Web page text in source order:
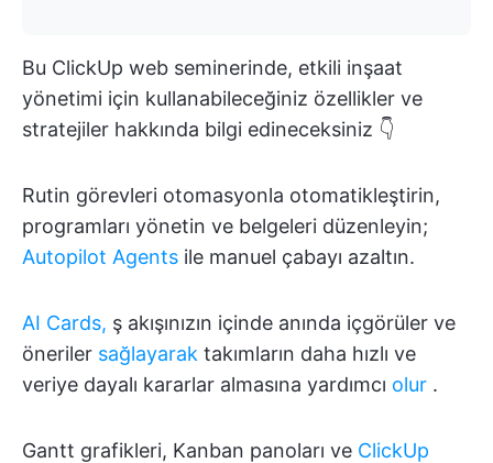
Bu ClickUp web seminerinde, etkili inşaat
yönetimi için kullanabileceğiniz özellikler ve
stratejiler hakkında bilgi edineceksiniz 👇
Rutin görevleri otomasyonla otomatikleştirin,
programları yönetin ve belgeleri düzenleyin;
Autopilot Agents ile manuel çabayı azaltın.
AI Cards, ş akışınızın içinde anında içgörüler ve
öneriler sağlayarak takımların daha hızlı ve
veriye dayalı kararlar almasına yardımcı olur .
Gantt grafikleri, Kanban panoları ve ClickUp